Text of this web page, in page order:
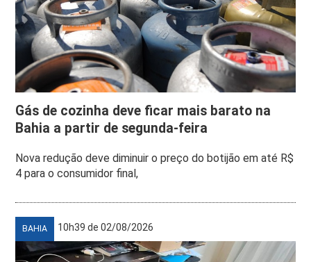
Gás de cozinha deve ficar mais barato na
Bahia a partir de segunda-feira
Nova redução deve diminuir o preço do botijão em até R$
4 para o consumidor final,
BAHIA 10h39 de 02/08/2026